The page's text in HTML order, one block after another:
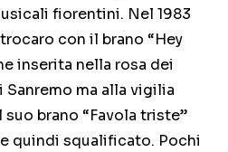
fiorentini. Nel 1983
con il brano “Hey
inserita nella rosa dei
ma alla vigilia
brano “Favola triste”
quindi squalificato. Pochi